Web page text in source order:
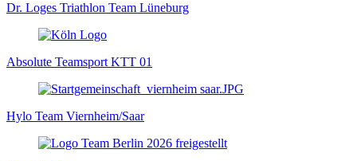
Dr. Loges Triathlon Team Lüneburg
Absolute Teamsport KTT 01
Hylo Team Viernheim/Saar